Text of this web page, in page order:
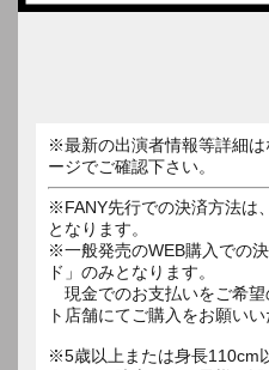
※最新の出演者情報等詳細
ージでご確認下さい。
※FANY先行での決済方法は
となります。
※一般発売のWEB購入での
ド」のみとなります。
現金でのお支払いをご希望
ト店舗にてご購入をお願いい
※5歳以上または身長110cm